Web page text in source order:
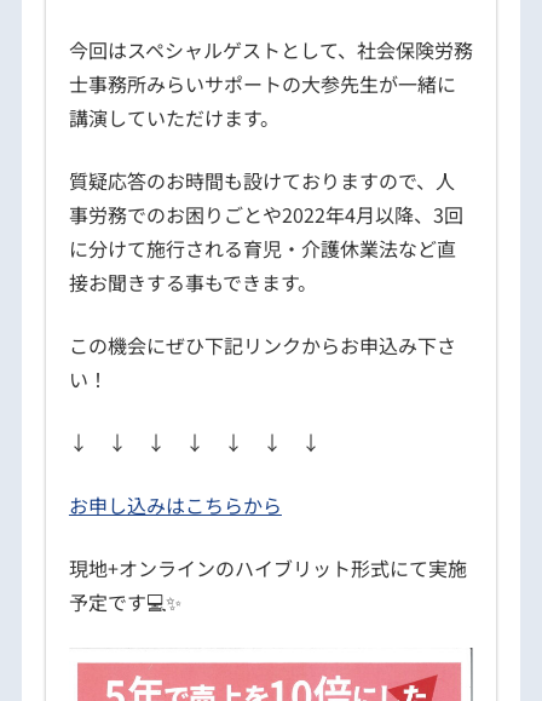
今回はスペシャルゲストとして、社会保険労務
士事務所みらいサポートの大参先生が一緒に
講演していただけます。
質疑応答のお時間も設けておりますので、人
事労務でのお困りごとや2022年4月以降、3回
に分けて施行される育児・介護休業法など直
接お聞きする事もできます。
この機会にぜひ下記リンクからお申込み下さ
い！
↓ ↓ ↓ ↓ ↓ ↓ ↓
お申し込みはこちらから
現地+オンラインのハイブリット形式にて実施
予定です💻✨